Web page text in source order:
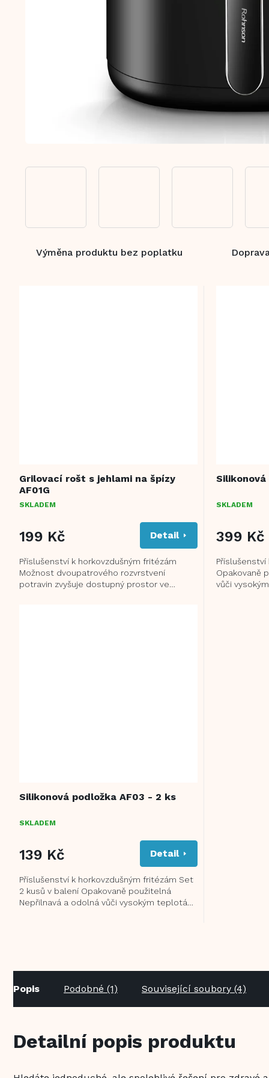
Výměna produktu bez poplatku
Grilovací rošt s jehlami na špízy
AF01G
SKLADEM
199 Kč Detail
Příslušenství k horkovzdušným fritézám
Možnost dvoupatrového rozvrstvení
potravin zvyšuje dostupný prostor ve
Silikonová
SKLADEM
399 Kč
Opakovaně
vůči
Silikonová podložka AF03 - 2 ks
SKLADEM
139 Kč Detail
Příslušenství k horkovzdušným fritézám Set
2 kusů v balení Opakovaně použitelná
Nepřilnavá a odolná vůči vysokým teplotám
Popis Podobné (1) Související soubory (4)
Detailní popis produktu